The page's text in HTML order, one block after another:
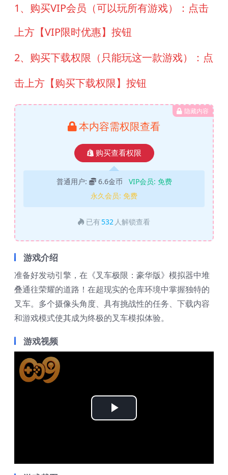
1、购买VIP会员（可以玩所有游戏）：点击
上方【VIP限时优惠】按钮
2、购买下载权限（只能玩这一款游戏）：点
击上方【购买下载权限】按钮
隐藏内容
本内容需权限查看
购买查看权限
普通用户: 6.6金币 VIP会员: 免费
永久会员: 免费
已有 532 人解锁查看
游戏介绍
准备好发动引擎，在《叉车极限：豪华版》模拟器中堆
叠通往荣耀的道路！在超现实的仓库环境中掌握独特的
叉车。多个摄像头角度、具有挑战性的任务、下载内容
和游戏模式使其成为终极的叉车模拟体验。
游戏视频
Play